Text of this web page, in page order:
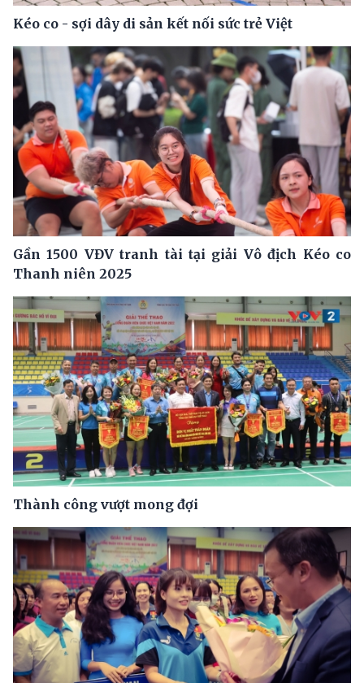
Kéo co - sợi dây di sản kết nối sức trẻ Việt
Gần 1500 VĐV tranh tài tại giải Vô địch Kéo co
Thanh niên 2025
Thành công vượt mong đợi